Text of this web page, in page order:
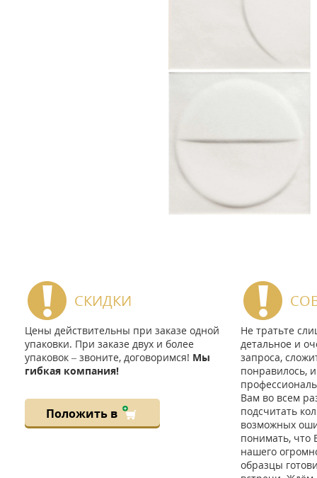
СКИДКИ
Цены действительны при заказе одной
упаковки. При заказе двух и более
упаковок – звоните, договоримся! Мы
гибкая компания!
Положить в
Не тратьте
детальное и
запроса,
понравилось,
Вам во всем
подсчитать
возможных
понимать, что
нашего
образцы